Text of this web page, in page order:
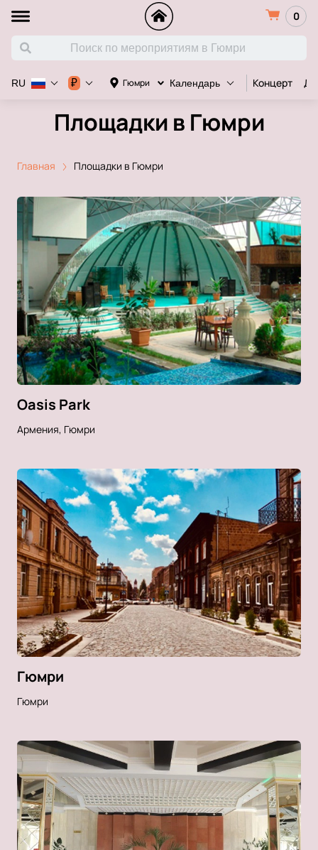
0
Гюмри Календарь Концерт
RU ₽
Площадки в Гюмри
Главная Площадки в Гюмри
Oasis Park
Армения, Гюмри
Гюмри
Гюмри